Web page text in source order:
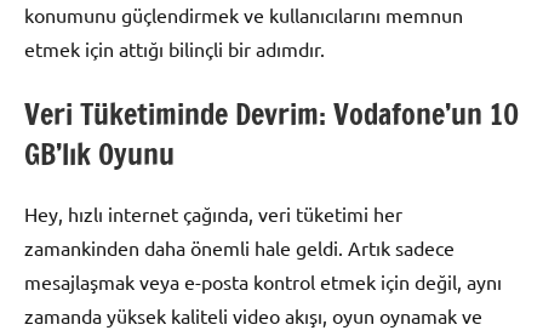
konumunu güçlendirmek ve kullanıcılarını memnun
etmek için attığı bilinçli bir adımdır.
Veri Tüketiminde Devrim: Vodafone’un 10
GB’lık Oyunu
Hey, hızlı internet çağında, veri tüketimi her
zamankinden daha önemli hale geldi. Artık sadece
mesajlaşmak veya e-posta kontrol etmek için değil, aynı
zamanda yüksek kaliteli video akışı, oyun oynamak ve